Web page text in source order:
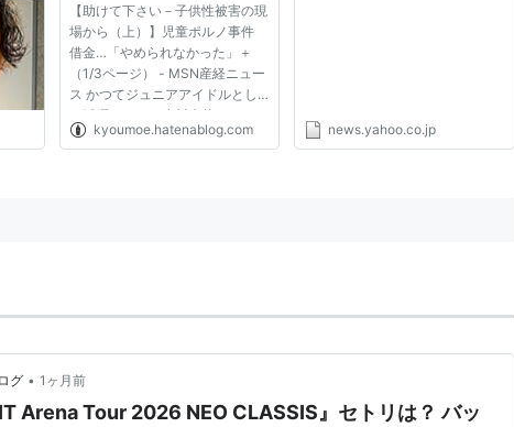
ン
【助けて下さい－子供性被害の現
場から（上）】児童ポルノ事件
借金…「やめられなかった」＋
（1/3ページ） - MSN産経ニュー
ス かつてジュニアアイドルとし
て活躍していた小川未菜さん（２
０）は、中学生のときに複数受け
kyoumoe.hatenablog.com news.yahoo.co.jp
グ • 1ヶ月前
Arena Tour 2026 NEO CLASSIS』セトリは？ バッ